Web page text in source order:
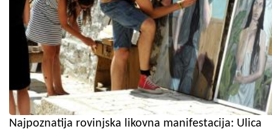
Najpoznatija rovinjska likovna manifestacija: Ulica